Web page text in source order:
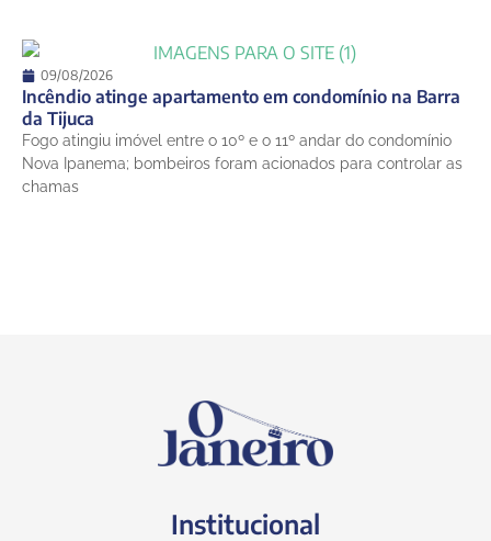
09/08/2026
Incêndio atinge apartamento em condomínio na Barra
da Tijuca
Fogo atingiu imóvel entre o 10º e o 11º andar do condomínio
Nova Ipanema; bombeiros foram acionados para controlar as
chamas
Institucional